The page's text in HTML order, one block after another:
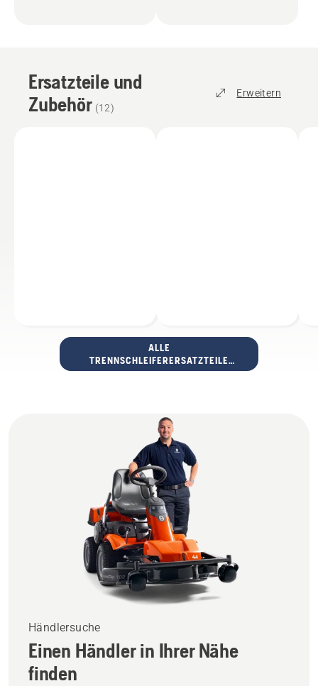
Ersatzteile und
Zubehör (12)
Erweitern
ALLE
TRENNSCHLEIFERERSATZTEILE
ANZEIGEN
Händlersuche
Einen Händler in Ihrer Nähe
finden